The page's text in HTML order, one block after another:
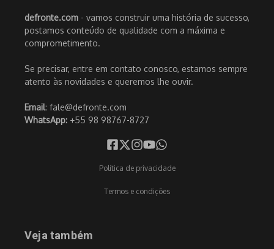
defronte.com - vamos construir uma história de sucesso,
postamos conteúdo de qualidade com a máxima e
comprometimento.
Se precisar, entre em contato conosco, estamos sempre
atento às novidades e queremos lhe ouvir.
Email: fale@defronte.com
WhatsApp: +55 98 98767-8727
Política de privacidade
Termos e condições
Veja também